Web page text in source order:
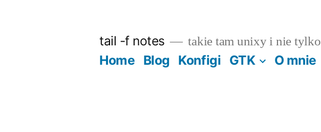
tail -f notes takie tam unixy i nie tylko
Home Blog Konfigi GTK O mnie